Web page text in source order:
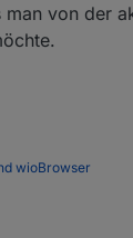
von der
wioBrowser